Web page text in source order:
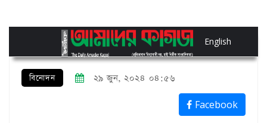
English
বিনোদন ২৯ জুন, ২০২৪ ০৪:৫৬
Facebook